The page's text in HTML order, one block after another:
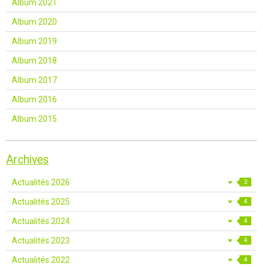
Album 2021
Album 2020
Album 2019
Album 2018
Album 2017
Album 2016
Album 2015
Archives
Actualités 2026 3
Actualités 2025 4
Actualités 2024 4
Actualités 2023 4
Actualités 2022 4